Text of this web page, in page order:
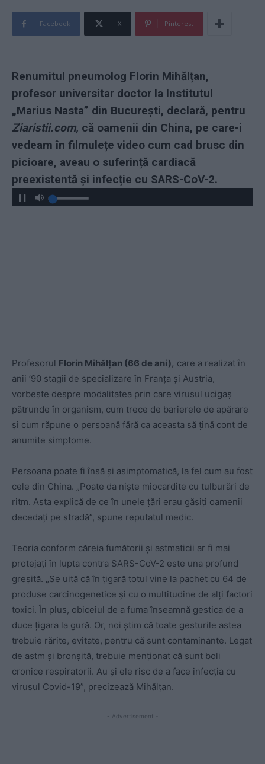
Facebook X Pinterest
Renumitul pneumolog Florin Mihălțan,
profesor universitar doctor la Institutul
„Marius Nasta” din București, declară, pentru
Ziaristii.com, că oamenii din China, pe care-i
vedeam în filmulețe video cum cad brusc din
picioare, aveau o suferință cardiacă
preexistentă și infecție cu SARS-CoV-2.
Profesorul Florin Mihălțan (66 de ani), care a realizat în
anii ’90 stagii de specializare în Franța și Austria,
vorbește despre modalitatea prin care virusul ucigaș
pătrunde în organism, cum trece de barierele de apărare
și cum răpune o persoană fără ca aceasta să țină cont de
anumite simptome.
Persoana poate fi însă și asimptomatică, la fel cum au fost
cele din China. „Poate da niște miocardite cu tulburări de
ritm. Asta explică de ce în unele țări erau găsiți oamenii
decedați pe stradă”, spune reputatul medic.
Teoria conform căreia fumătorii și astmaticii ar fi mai
protejați în lupta contra SARS-CoV-2 este una profund
greșită. „Se uită că în țigară totul vine la pachet cu 64 de
produse carcinogenetice și cu o multitudine de alți factori
toxici. În plus, obiceiul de a fuma înseamnă gestica de a
duce țigara la gură. Or, noi știm că toate gesturile astea
trebuie rărite, evitate, pentru că sunt contaminante. Legat
de astm și bronșită, trebuie menționat că sunt boli
cronice respiratorii. Au și ele risc de a face infecția cu
virusul Covid-19”, precizează Mihălțan.
- Advertisement -